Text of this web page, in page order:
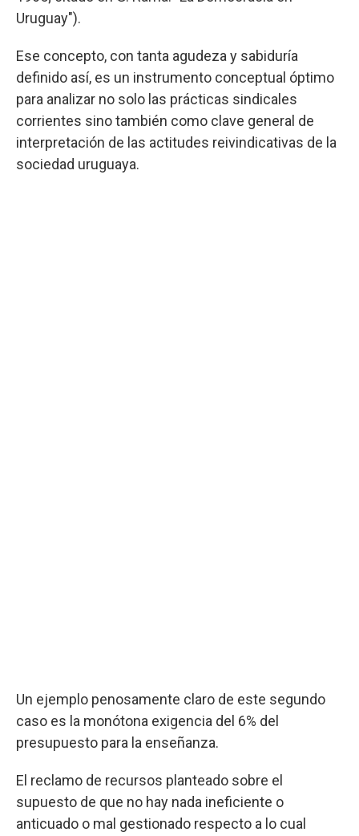
Uruguay").
Ese concepto, con tanta agudeza y sabiduría
definido así, es un instrumento conceptual óptimo
para analizar no solo las prácticas sindicales
corrientes sino también como clave general de
interpretación de las actitudes reivindicativas de la
sociedad uruguaya.
Un ejemplo penosamente claro de este segundo
caso es la monótona exigencia del 6% del
presupuesto para la enseñanza.
El reclamo de recursos planteado sobre el
supuesto de que no hay nada ineficiente o
anticuado o mal gestionado respecto a lo cual